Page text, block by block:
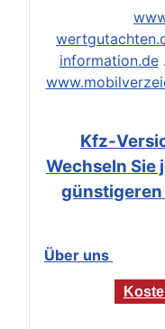
information.de.
Kfz-
Wechseln Sie
günstigeren
Über uns